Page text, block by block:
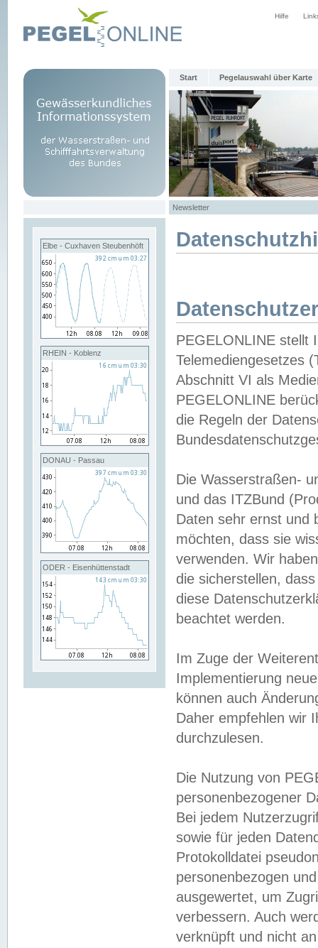
Hilfe
Start Pegelauswahl über Karte
Newsletter
Elbe - Cuxhaven Steubenhöft
RHEIN - Koblenz
DONAU - Passau
ODER - Eisenhüttenstadt
PEGELONLINE stellt
Telemediengesetzes
Abschnitt VI als
PEGELONLINE
die Regeln der
Die Wasserstraßen-
und das ITZBund
Daten sehr ernst und
möchten, dass sie
verwenden. Wir
die sicherstellen,
diese
beachtet werden.
Im Zuge der
Implementierung
können auch
Daher empfehlen wir
durchzulesen.
Die Nutzung von
personenbezogener
Bei jedem
sowie für jeden
Protokolldatei
personenbezogen
ausgewertet, um
verbessern. Auch
verknüpft und nicht